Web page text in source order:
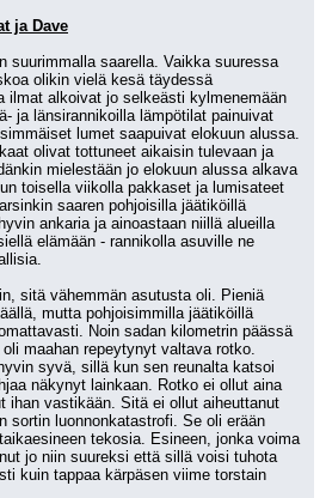
ja Dave
suurimmalla saarella. Vaikka suuressa
olikin vielä kesä täydessä
ilmat alkoivat jo selkeästi kylmenemään
ja länsirannikoilla lämpötilat painuivat
lumet saapuivat elokuun alussa.
olivat tottuneet aikaisin tulevaan ja
mielestään jo elokuun alussa alkava
toisella viikolla pakkaset ja lumisateet
saaren pohjoisilla jäätiköillä
ankaria ja ainoastaan niillä alueilla
elämään - rannikolla asuville ne
sitä vähemmän asutusta oli. Pieniä
mutta pohjoisimmilla jäätiköillä
Noin sadan kilometrin päässä
maahan repeytynyt valtava rotko.
syvä, sillä kun sen reunalta katsoi
näkynyt lainkaan. Rotko ei ollut aina
ihan vastikään. Sitä ei ollut aiheuttanut
sortin luonnonkatastrofi. Se oli erään
tekosia. Esineen, jonka voima
jo niin suureksi että sillä voisi tuhota
kuin tappaa kärpäsen viime torstain